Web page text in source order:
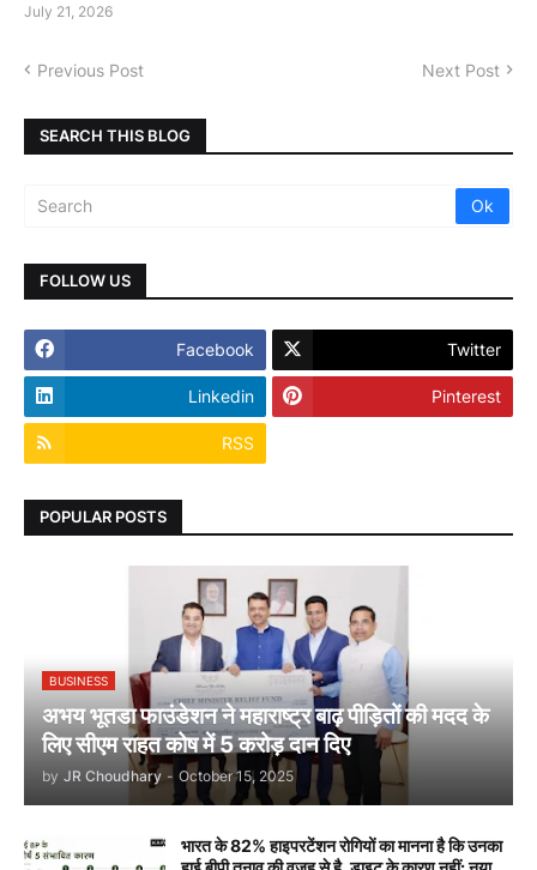
July 21, 2026
Previous Post Next Post
SEARCH THIS BLOG
FOLLOW US
Facebook Twitter
Linkedin Pinterest
RSS
POPULAR POSTS
BUSINESS
अभय भूतडा फाउंडेशन ने महाराष्ट्र बाढ़ पीड़ितों की मदद के
लिए सीएम राहत कोष में 5 करोड़ दान दिए
by JR Choudhary - October 15, 2025
भारत के 82% हाइपरटेंशन रोगियों का मानना है कि उनका